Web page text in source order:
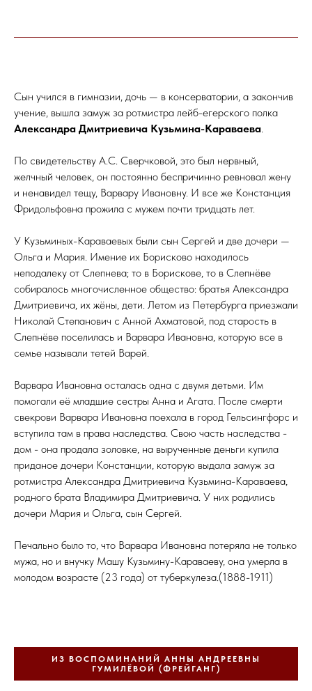
Сын учился в гимназии, дочь — в консерватории, а закончив
учение, вышла замуж за ротмистра лейб-егерского полка
Александра Дмитриевича Кузьмина-Караваева.
По свидетельству А.С. Сверчковой, это был нервный,
желчный человек, он постоянно беспричинно ревновал жену
и ненавидел тещу, Варвару Ивановну. И все же Констанция
Фридольфовна прожила с мужем почти тридцать лет.
У Кузьминых-Караваевых были сын Сергей и две дочери —
Ольга и Мария. Имение их Борисково находилось
неподалеку от Слепнева; то в Борискове, то в Слепнёве
собиралось многочисленное общество: братья Александра
Дмитриевича, их жёны, дети. Летом из Петербурга приезжали
Николай Степанович с Анной Ахматовой, под старость в
Слепнёве поселилась и Варвара Ивановна, которую все в
семье называли тетей Варей.
Варвара Ивановна осталась одна с двумя детьми. Им
помогали её младшие сестры Анна и Агата. После смерти
свекрови Варвара Ивановна поехала в город Гельсингфорс и
вступила там в права наследства. Свою часть наследства -
дом - она продала золовке, на вырученные деньги купила
приданое дочери Констанции, которую выдала замуж за
ротмистра Александра Дмитриевича Кузьмина-Караваева,
родного брата Владимира Дмитриевича. У них родились
дочери Мария и Ольга, сын Сергей.
Печально было то, что Варвара Ивановна потеряла не только
мужа, но и внучку Машу Кузьмину-Караваеву, она умерла в
молодом возрасте (23 года) от туберкулеза.(1888-1911)
ИЗ ВОСПОМИНАНИЙ АННЫ АНДРЕЕВНЫ
ГУМИЛЁВОЙ (ФРЕЙГАНГ)